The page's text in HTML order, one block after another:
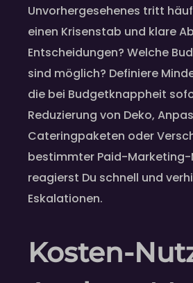
Unvorhergesehenes tritt
einen Krisenstab und klare
Entscheidungen? Welche
sind möglich? Definiere
die bei Budgetknappheit
Reduzierung von Deko,
Cateringpaketen oder
bestimmter Paid-Marketing-
reagierst Du schnell und
Eskalationen.
Kosten-